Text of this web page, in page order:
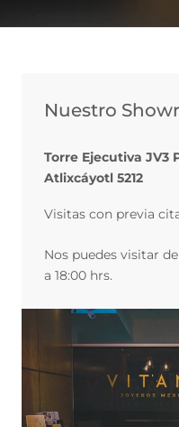
Nuestro
Torre Ejecutiva JV3
Atlixcáyotl 5212
Visitas con previa
Nos puedes visitar
a 18:00 hrs.